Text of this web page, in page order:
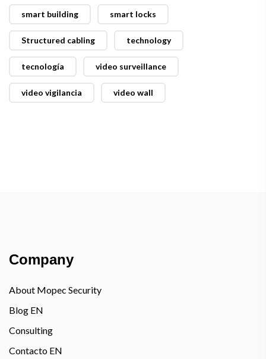
smart building smart locks
Structured cabling technology
tecnología video surveillance
video vigilancia video wall
Company
About Mopec Security
Blog EN
Consulting
Contacto EN